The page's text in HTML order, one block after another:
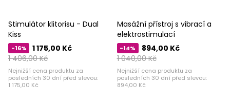
Stimulátor klitorisu - Dual
Kiss
-16%
1 406,00 Kč
1 175,00 Kč
Nejnižší cena produktu za
posledních 30 dní před slevou:
1 175,00 Kč
Masážní přístroj s vibrací a
elektrostimulací
-14%
1 040,00 Kč
894,00 Kč
Nejnižší cena produktu za
posledních 30 dní před slevou:
894,00 Kč